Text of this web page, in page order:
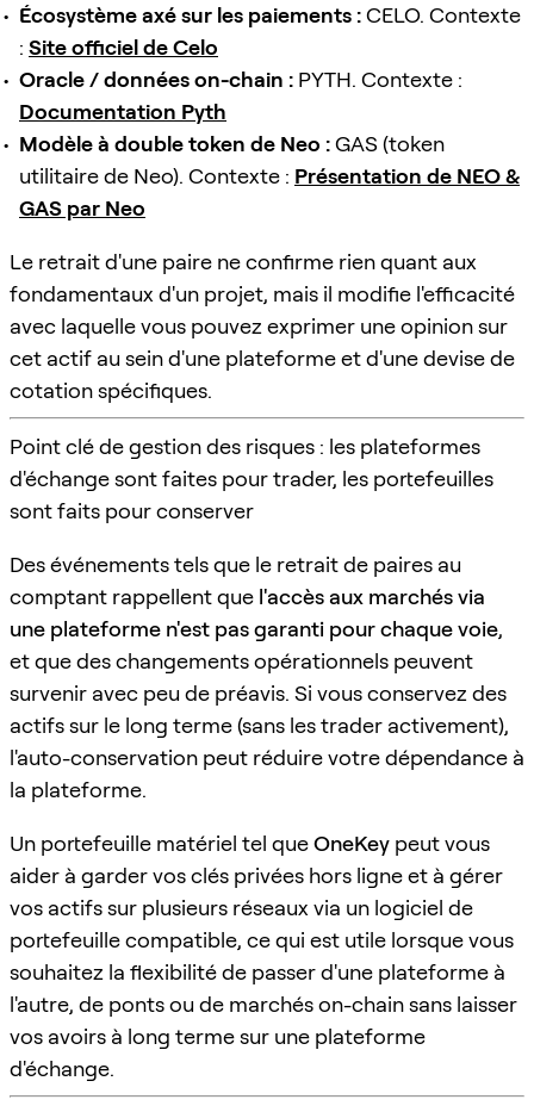
Écosystème axé sur les paiements :CELO. Contexte
: Site officiel de Celo
Oracle / données on-chain : PYTH. Contexte :
Documentation Pyth
Modèle à double token de Neo :GAS (token
utilitaire de Neo). Contexte : Présentation de NEO &
GAS par Neo
Le retrait d'une paire ne confirme rien quant aux
fondamentaux d'un projet, mais il modifie l'efficacité
avec laquelle vous pouvez exprimer une opinion sur
cet actif au sein d'une plateforme et d'une devise de
cotation spécifiques.
Point clé de gestion des risques : les plateformes
d'échange sont faites pour trader, les portefeuilles
sont faits pour conserver
Des événements tels que le retrait de paires au
comptant rappellent que l'accès aux marchés via
une plateforme n'est pas garanti pour chaque voie,
et que des changements opérationnels peuvent
survenir avec peu de préavis. Si vous conservez des
actifs sur le long terme (sans les trader activement),
l'auto-conservation peut réduire votre dépendance à
la plateforme.
Un portefeuille matériel tel queOneKey peut vous
aider à garder vos clés privées hors ligne et à gérer
vos actifs sur plusieurs réseaux via un logiciel de
portefeuille compatible, ce qui est utile lorsque vous
souhaitez la flexibilité de passer d'une plateforme à
l'autre, de ponts ou de marchés on-chain sans laisser
vos avoirs à long terme sur une plateforme
d'échange.